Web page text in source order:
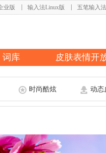
业版 输入法Linux版 五笔输入法
词库 皮肤表情开
时尚酷炫 动态